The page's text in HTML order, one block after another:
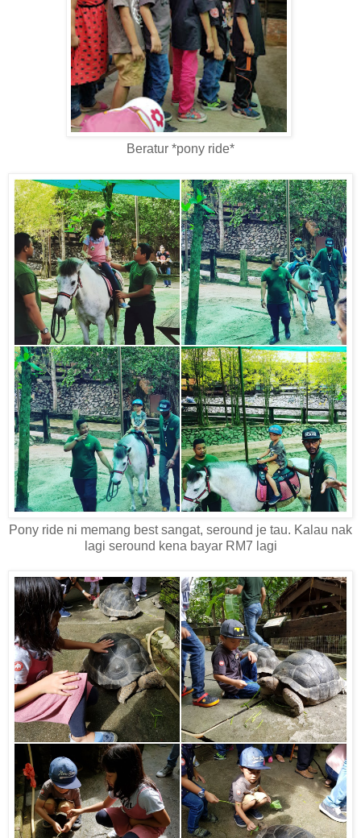
Beratur *pony ride*
Pony ride ni memang best sangat, seround je tau. Kalau nak
lagi seround kena bayar RM7 lagi